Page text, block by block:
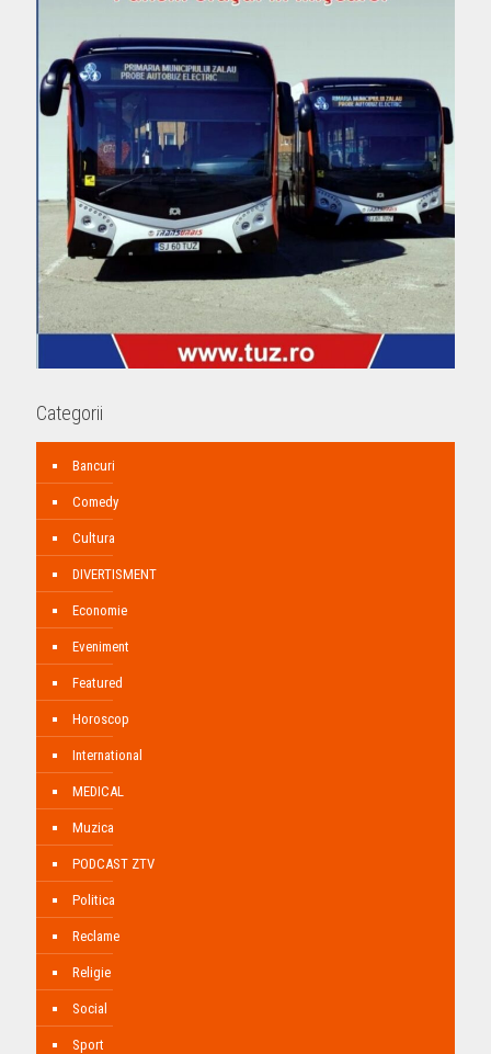
Categorii
Bancuri
Comedy
Cultura
DIVERTISMENT
Economie
Eveniment
Featured
Horoscop
International
MEDICAL
Muzica
PODCAST ZTV
Politica
Reclame
Religie
Social
Sport